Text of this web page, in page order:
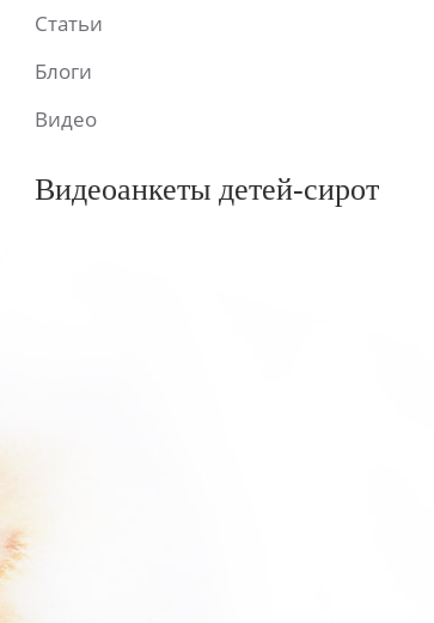
Статьи
Блоги
Видео
Видеоанкеты детей-сирот